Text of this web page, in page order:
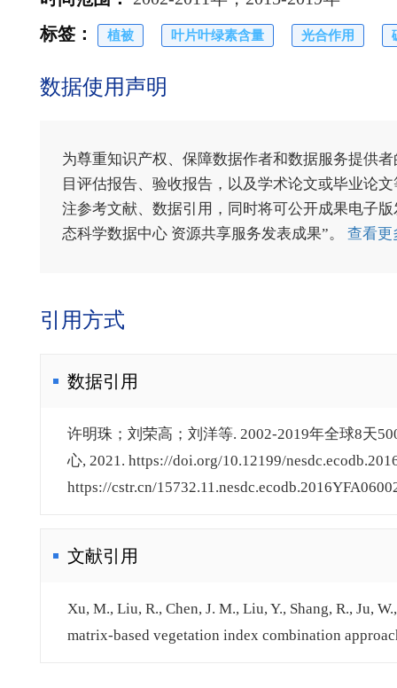
标签 ： 植被 叶片叶绿素含量 光合作用
数据使用声明
为尊重知识产权、保障数据作者和数据服务提供
目评估报告、验收报告，以及学术论文或毕业论
注参考文献、数据引用，同时将可公开成果电子
态科学数据中心 资源共享服务发表成果”。 查看
引用方式
数据引用
许明珠；刘荣高；刘洋等. 2002-2019年全球8天
心, 2021. https://doi.org/10.12199/
https://cstr.cn/
文献引用
Xu, M., Liu, R., Chen, J. M., Liu, Y., Shang, R., Ju,
matrix-based vegetation index combination